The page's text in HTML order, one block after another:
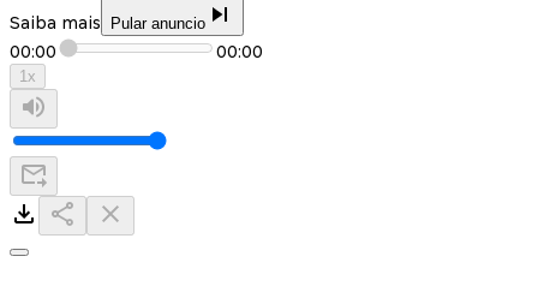
Saiba mais Pular anuncio
00:00 00:00
1x